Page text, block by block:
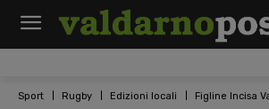
Sport Rugby Edizioni locali Figline Incisa